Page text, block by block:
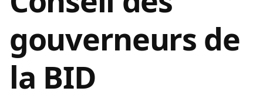
gouverneurs de
la BID